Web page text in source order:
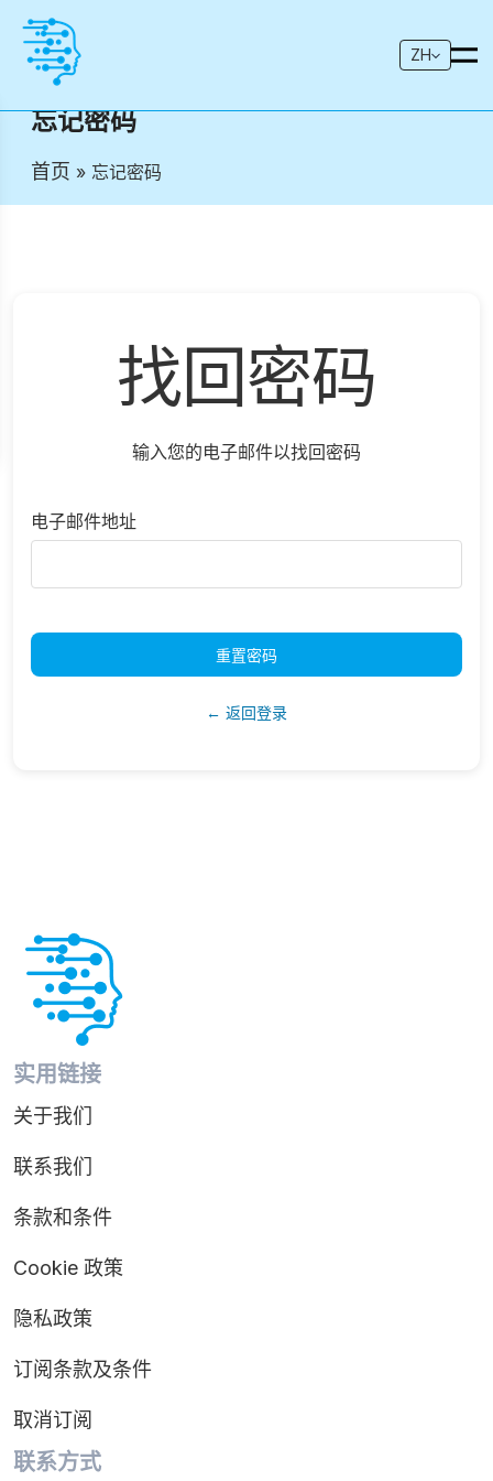
ZH
忘记密码
首页 » 忘记密码
找回密码
输入您的电子邮件以找回密码
电子邮件地址
重置密码
← 返回登录
实用链接
关于我们
联系我们
条款和条件
Cookie 政策
隐私政策
订阅条款及条件
取消订阅
联系方式